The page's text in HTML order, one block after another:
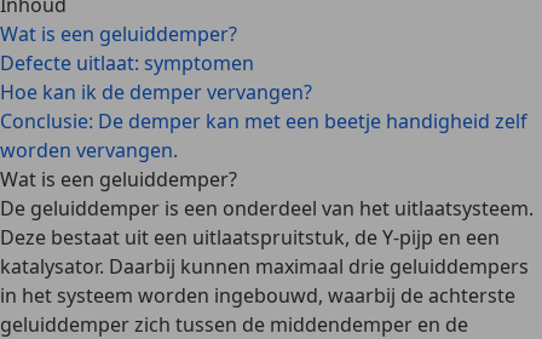
Wat is een geluiddemper?
Defecte uitlaat: symptomen
Hoe kan ik de demper vervangen?
Conclusie: De demper kan met een beetje handigheid zelf
worden vervangen.
Wat is een geluiddemper?
De geluiddemper is een onderdeel van het uitlaatsysteem.
Deze bestaat uit een uitlaatspruitstuk, de Y-pijp en een
katalysator. Daarbij kunnen maximaal drie geluiddempers
in het systeem worden ingebouwd, waarbij de achterste
geluiddemper zich tussen de middendemper en de